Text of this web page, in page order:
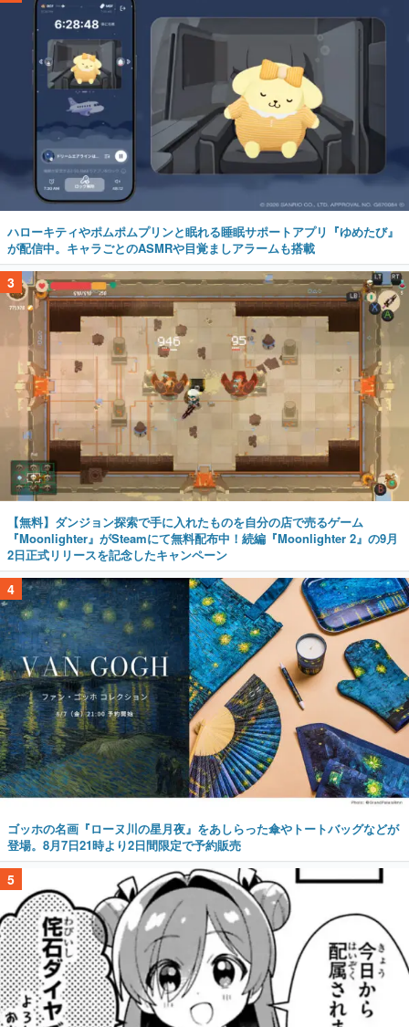
ハローキティやポムポムプリンと眠れる睡眠サポートアプリ『ゆめたび』
が配信中。キャラごとのASMRや目覚ましアラームも搭載
3
【無料】ダンジョン探索で手に入れたものを自分の店で売るゲーム
『Moonlighter』がSteamにて無料配布中！続編『Moonlighter 2』の9月
2日正式リリースを記念したキャンペーン
4
ゴッホの名画『ローヌ川の星月夜』をあしらった傘やトートバッグなどが
登場。8月7日21時より2日間限定で予約販売
5